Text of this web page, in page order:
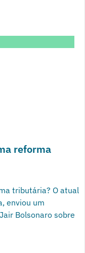
reforma
tributária? O atual
enviou um
Bolsonaro sobre